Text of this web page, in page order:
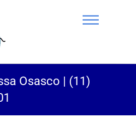
(11) 94469-
9801 |
Rei do Esgoto
Osasco | (11)